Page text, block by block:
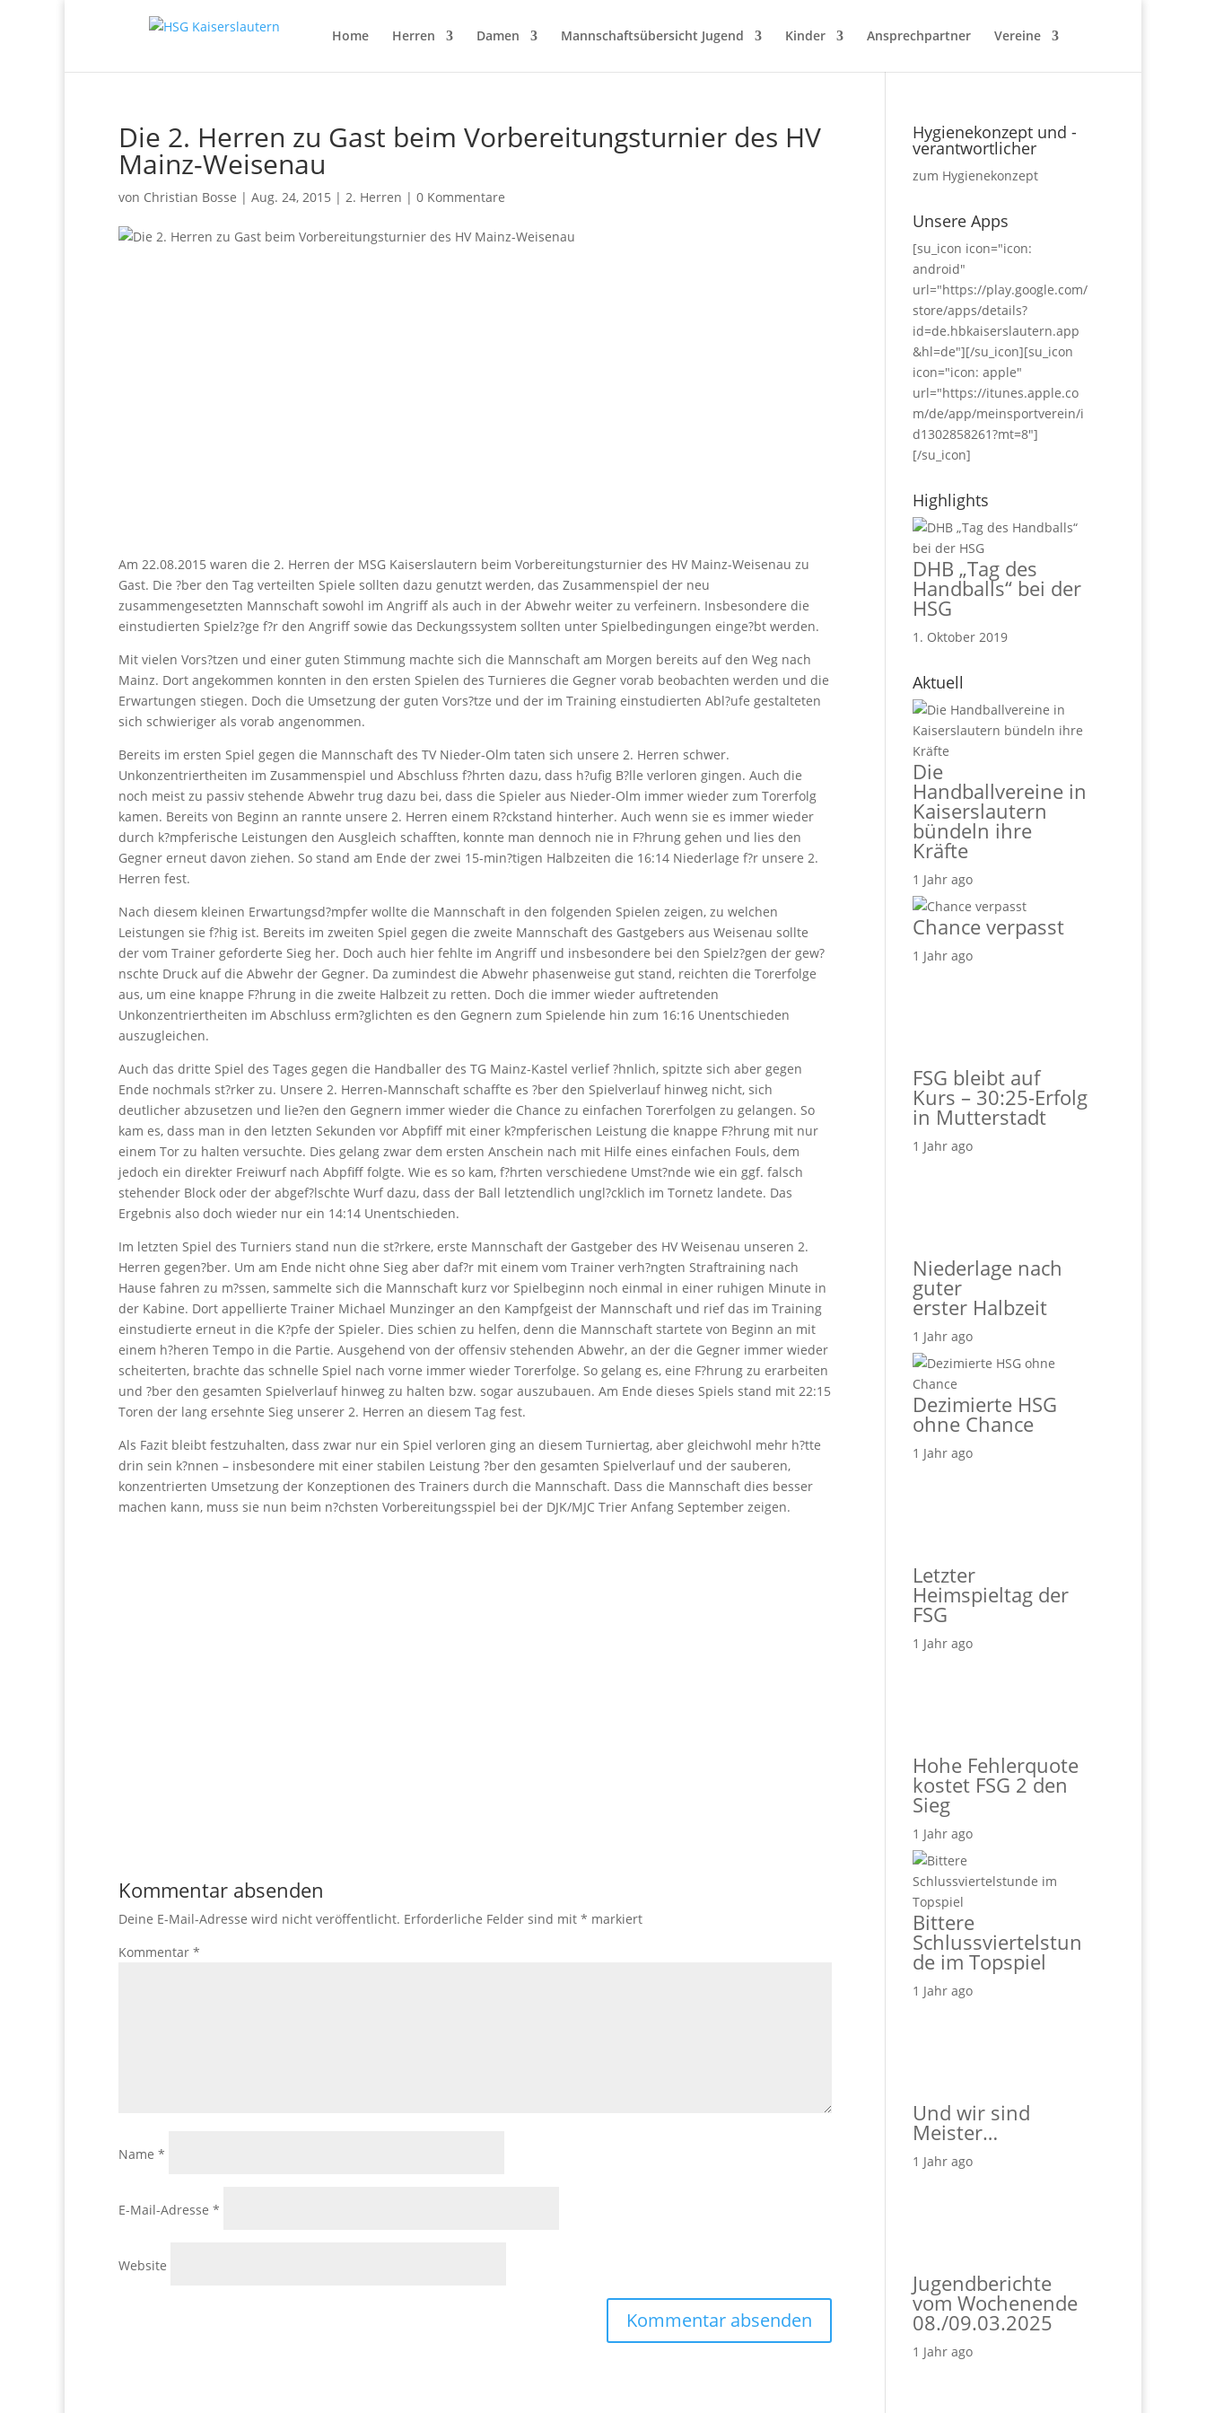
Home Herren Damen Mannschaftsübersicht Jugend Kinder Ansprechpartner Vereine
Die 2. Herren zu Gast beim Vorbereitungsturnier des HV
Mainz-Weisenau
von Christian Bosse | Aug. 24, 2015 | 2. Herren | 0 Kommentare
Am 22.08.2015 waren die 2. Herren der MSG Kaiserslautern beim Vorbereitungsturnier des HV Mainz-Weisenau zu
Gast. Die ?ber den Tag verteilten Spiele sollten dazu genutzt werden, das Zusammenspiel der neu
zusammengesetzten Mannschaft sowohl im Angriff als auch in der Abwehr weiter zu verfeinern. Insbesondere die
einstudierten Spielz?ge f?r den Angriff sowie das Deckungssystem sollten unter Spielbedingungen einge?bt werden.
Mit vielen Vors?tzen und einer guten Stimmung machte sich die Mannschaft am Morgen bereits auf den Weg nach
Mainz. Dort angekommen konnten in den ersten Spielen des Turnieres die Gegner vorab beobachten werden und die
Erwartungen stiegen. Doch die Umsetzung der guten Vors?tze und der im Training einstudierten Abl?ufe gestalteten
sich schwieriger als vorab angenommen.
Bereits im ersten Spiel gegen die Mannschaft des TV Nieder-Olm taten sich unsere 2. Herren schwer.
Unkonzentriertheiten im Zusammenspiel und Abschluss f?hrten dazu, dass h?ufig B?lle verloren gingen. Auch die
noch meist zu passiv stehende Abwehr trug dazu bei, dass die Spieler aus Nieder-Olm immer wieder zum Torerfolg
kamen. Bereits von Beginn an rannte unsere 2. Herren einem R?ckstand hinterher. Auch wenn sie es immer wieder
durch k?mpferische Leistungen den Ausgleich schafften, konnte man dennoch nie in F?hrung gehen und lies den
Gegner erneut davon ziehen. So stand am Ende der zwei 15-min?tigen Halbzeiten die 16:14 Niederlage f?r unsere 2.
Herren fest.
Nach diesem kleinen Erwartungsd?mpfer wollte die Mannschaft in den folgenden Spielen zeigen, zu welchen
Leistungen sie f?hig ist. Bereits im zweiten Spiel gegen die zweite Mannschaft des Gastgebers aus Weisenau sollte
der vom Trainer geforderte Sieg her. Doch auch hier fehlte im Angriff und insbesondere bei den Spielz?gen der gew?
nschte Druck auf die Abwehr der Gegner. Da zumindest die Abwehr phasenweise gut stand, reichten die Torerfolge
aus, um eine knappe F?hrung in die zweite Halbzeit zu retten. Doch die immer wieder auftretenden
Unkonzentriertheiten im Abschluss erm?glichten es den Gegnern zum Spielende hin zum 16:16 Unentschieden
auszugleichen.
Auch das dritte Spiel des Tages gegen die Handballer des TG Mainz-Kastel verlief ?hnlich, spitzte sich aber gegen
Ende nochmals st?rker zu. Unsere 2. Herren-Mannschaft schaffte es ?ber den Spielverlauf hinweg nicht, sich
deutlicher abzusetzen und lie?en den Gegnern immer wieder die Chance zu einfachen Torerfolgen zu gelangen. So
kam es, dass man in den letzten Sekunden vor Abpfiff mit einer k?mpferischen Leistung die knappe F?hrung mit nur
einem Tor zu halten versuchte. Dies gelang zwar dem ersten Anschein nach mit Hilfe eines einfachen Fouls, dem
jedoch ein direkter Freiwurf nach Abpfiff folgte. Wie es so kam, f?hrten verschiedene Umst?nde wie ein ggf. falsch
stehender Block oder der abgef?lschte Wurf dazu, dass der Ball letztendlich ungl?cklich im Tornetz landete. Das
Ergebnis also doch wieder nur ein 14:14 Unentschieden.
Im letzten Spiel des Turniers stand nun die st?rkere, erste Mannschaft der Gastgeber des HV Weisenau unseren 2.
Herren gegen?ber. Um am Ende nicht ohne Sieg aber daf?r mit einem vom Trainer verh?ngten Straftraining nach
Hause fahren zu m?ssen, sammelte sich die Mannschaft kurz vor Spielbeginn noch einmal in einer ruhigen Minute in
der Kabine. Dort appellierte Trainer Michael Munzinger an den Kampfgeist der Mannschaft und rief das im Training
einstudierte erneut in die K?pfe der Spieler. Dies schien zu helfen, denn die Mannschaft startete von Beginn an mit
einem h?heren Tempo in die Partie. Ausgehend von der offensiv stehenden Abwehr, an der die Gegner immer wieder
scheiterten, brachte das schnelle Spiel nach vorne immer wieder Torerfolge. So gelang es, eine F?hrung zu erarbeiten
und ?ber den gesamten Spielverlauf hinweg zu halten bzw. sogar auszubauen. Am Ende dieses Spiels stand mit 22:15
Toren der lang ersehnte Sieg unserer 2. Herren an diesem Tag fest.
Als Fazit bleibt festzuhalten, dass zwar nur ein Spiel verloren ging an diesem Turniertag, aber gleichwohl mehr h?tte
drin sein k?nnen – insbesondere mit einer stabilen Leistung ?ber den gesamten Spielverlauf und der sauberen,
konzentrierten Umsetzung der Konzeptionen des Trainers durch die Mannschaft. Dass die Mannschaft dies besser
machen kann, muss sie nun beim n?chsten Vorbereitungsspiel bei der DJK/MJC Trier Anfang September zeigen.
Kommentar absenden
Deine E-Mail-Adresse wird nicht veröffentlicht. Erforderliche Felder sind mit * markiert
Kommentar *
Name *
E-Mail-Adresse *
Website
Hygienekonzept und -
verantwortlicher
zum Hygienekonzept
Unsere Apps
[su_icon icon="icon:
android"
url="https://play.google.com/
store/apps/details?
id=de.hbkaiserslautern.app
&hl=de"][/su_icon][su_icon
icon="icon: apple"
url="https://itunes.apple.co
m/de/app/meinsportverein/i
d1302858261?mt=8"]
[/su_icon]
Highlights
DHB „Tag des
Handballs“ bei der
HSG
1. Oktober 2019
Aktuell
Die
Handballvereine in
Kaiserslautern
bündeln ihre
Kräfte
1 Jahr ago
Chance verpasst
1 Jahr ago
FSG bleibt auf
Kurs – 30:25-Erfolg
in Mutterstadt
1 Jahr ago
Niederlage nach
guter
erster Halbzeit
1 Jahr ago
Dezimierte HSG
ohne Chance
1 Jahr ago
Letzter
Heimspieltag der
FSG
1 Jahr ago
Hohe Fehlerquote
kostet FSG 2 den
Sieg
1 Jahr ago
Bittere
Schlussviertelstun
de im Topspiel
1 Jahr ago
Und wir sind
Meister…
1 Jahr ago
Jugendberichte
vom Wochenende
08./09.03.2025
1 Jahr ago